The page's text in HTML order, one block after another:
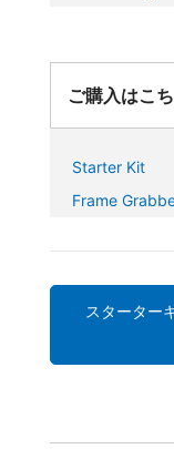
ご購入はこ
Starter Kit
Frame
スターター